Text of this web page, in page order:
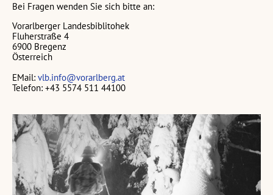
Bei Fragen wenden Sie sich bitte an:
Vorarlberger Landesbiblitohek
Fluherstraße 4
6900 Bregenz
Österreich
EMail: vlb.info@vorarlberg.at
Telefon: +43 5574 511 44100